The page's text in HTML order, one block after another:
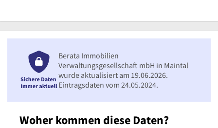
Woher kommen diese Daten?
Berata Immobilien
Verwaltungsgesellschaft mbH in Maintal
wurde aktualisiert am 19.06.2026.
Eintragsdaten vom 24.05.2024.